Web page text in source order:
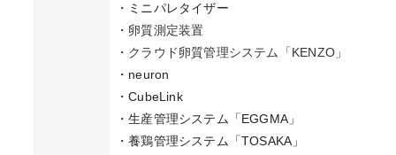
・ミニパレタイザー
・ 卵質測定装置
・ クラウド卵質管理システム「KENZO」
・neuron
・CubeLink
・生産管理システム「EGGMA」
・養鶏管理システム「TOSAKA」